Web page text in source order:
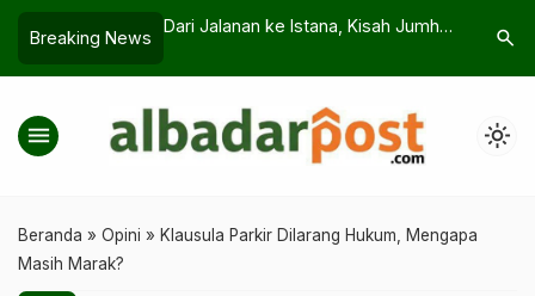
Breaking News
Kane Cs Gila Gol, Tapi PSG Lebih
Ini 3
Legal
search
menu light_mode
Beranda » Opini » Klausula Parkir Dilarang Hukum, Mengapa
Masih Marak?